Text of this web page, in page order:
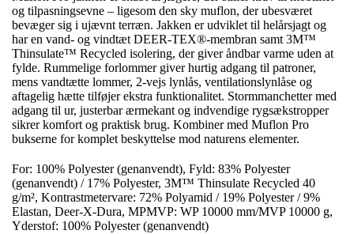
og tilpasningsevne – ligesom den sky muflon, der ubesværet
bevæger sig i ujævnt terræn. Jakken er udviklet til helårsjagt og
har en vand- og vindtæt DEER-TEX®-membran samt 3M™
Thinsulate™ Recycled isolering, der giver åndbar varme uden at
fylde. Rummelige forlommer giver hurtig adgang til patroner,
mens vandtætte lommer, 2-vejs lynlås, ventilationslynlåse og
aftagelig hætte tilføjer ekstra funktionalitet. Stormmanchetter med
adgang til ur, justerbar ærmekant og indvendige rygsækstropper
sikrer komfort og praktisk brug. Kombiner med Muflon Pro
bukserne for komplet beskyttelse mod naturens elementer.
For: 100% Polyester (genanvendt), Fyld: 83% Polyester
(genanvendt) / 17% Polyester, 3M™ Thinsulate Recycled 40
g/m², Kontrastmetervare: 72% Polyamid / 19% Polyester / 9%
Elastan, Deer-X-Dura, MPMVP: WP 10000 mm/MVP 10000 g,
Yderstof: 100% Polyester (genanvendt)